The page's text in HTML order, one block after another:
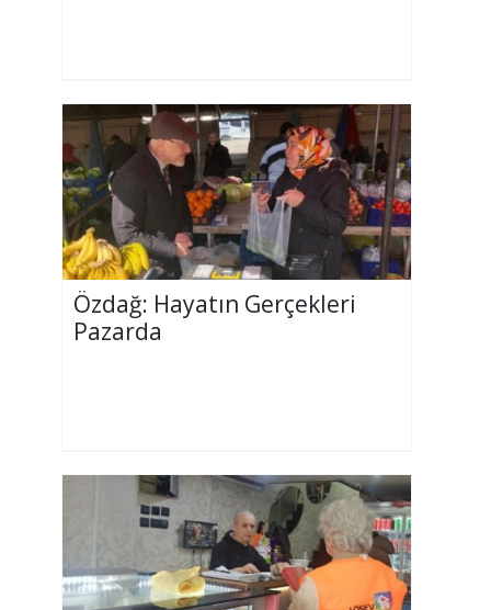
Özdağ: Hayatın Gerçekleri
Pazarda